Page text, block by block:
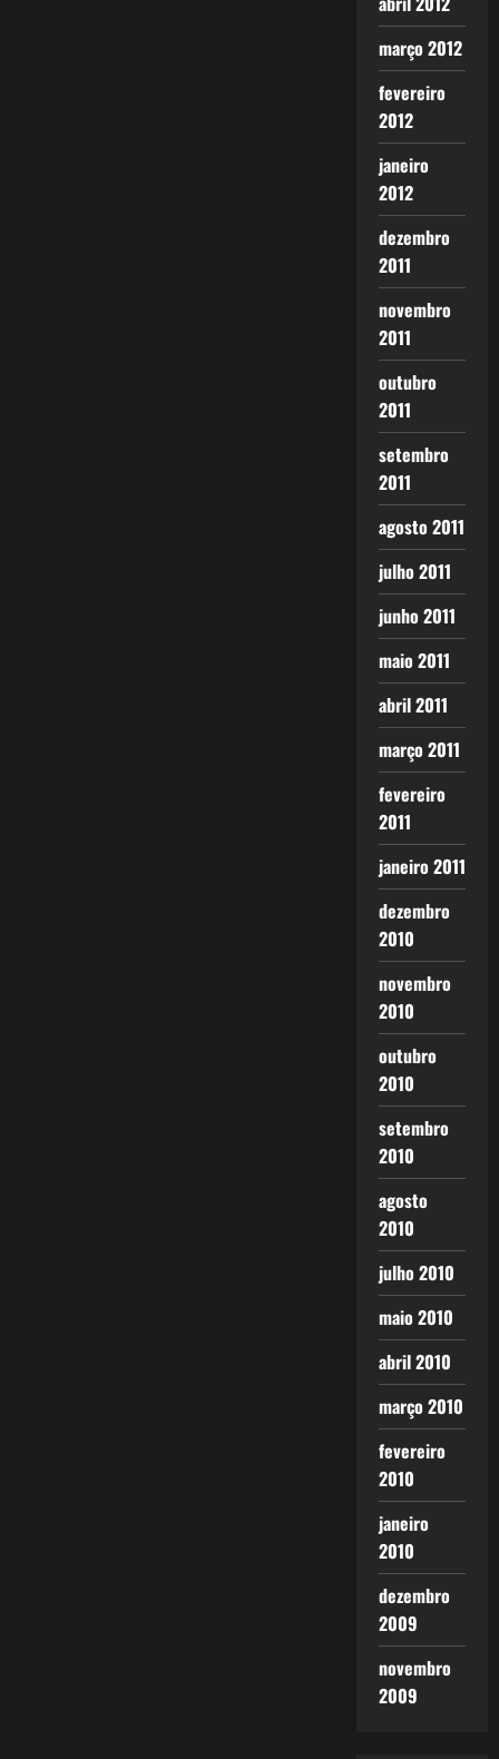
março 2012
fevereiro
2012
janeiro
2012
dezembro
2011
novembro
2011
outubro
2011
setembro
2011
agosto 2011
julho 2011
junho 2011
maio 2011
abril 2011
março 2011
fevereiro
2011
janeiro 2011
dezembro
2010
novembro
2010
outubro
2010
setembro
2010
agosto
2010
julho 2010
maio 2010
abril 2010
março 2010
fevereiro
2010
janeiro
2010
dezembro
2009
novembro
2009